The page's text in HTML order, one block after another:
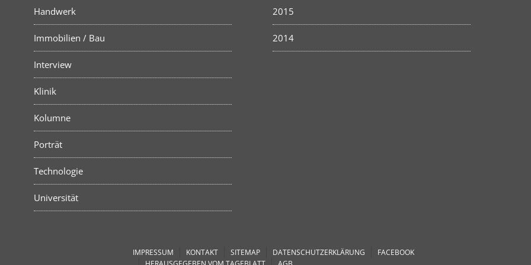
Handwerk
Immobilien / Bau
Interview
Klinik
Kolumne
Porträt
Technologie
Universität
2015
2014
IMPRESSUM KONTAKT SITEMAP DATENSCHUTZERKLÄRUNG
FACEBOOK